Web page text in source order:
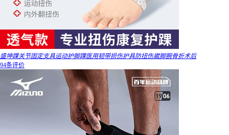
盛坤踝关节固定支具运动护脚踝医用韧带损伤护具防扭伤崴脚腕骨折术后
94条评价